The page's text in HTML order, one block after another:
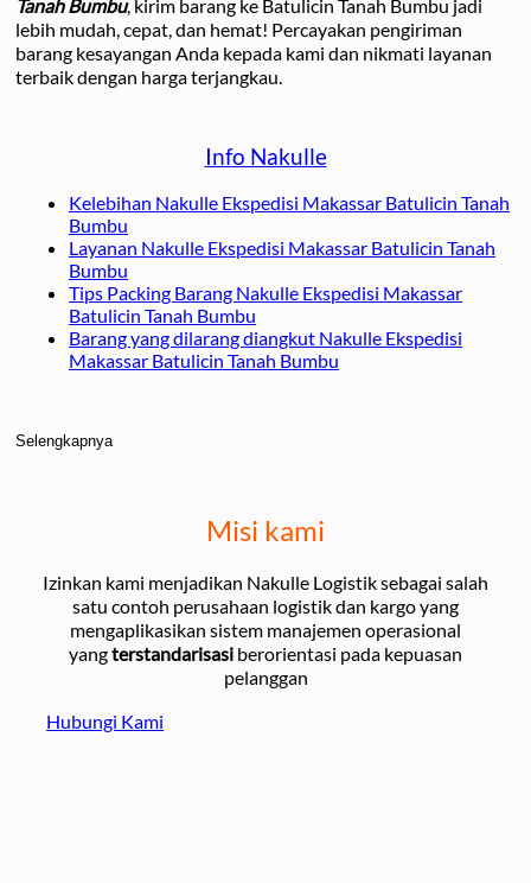
Tanah Bumbu, kirim barang ke Batulicin Tanah Bumbu jadi
lebih mudah, cepat, dan hemat! Percayakan pengiriman
barang kesayangan Anda kepada kami dan nikmati layanan
terbaik dengan harga terjangkau.
Info Nakulle
Kelebihan Nakulle Ekspedisi Makassar Batulicin Tanah
Bumbu
Layanan Nakulle Ekspedisi Makassar Batulicin Tanah
Bumbu
Tips Packing Barang Nakulle Ekspedisi Makassar
Batulicin Tanah Bumbu
Barang yang dilarang diangkut Nakulle Ekspedisi
Makassar Batulicin Tanah Bumbu
Selengkapnya
Misi kami
Izinkan kami menjadikan Nakulle Logistik sebagai salah
satu contoh perusahaan logistik dan kargo yang
mengaplikasikan sistem manajemen operasional
yangterstandarisasi berorientasi pada kepuasan
pelanggan
Hubungi Kami